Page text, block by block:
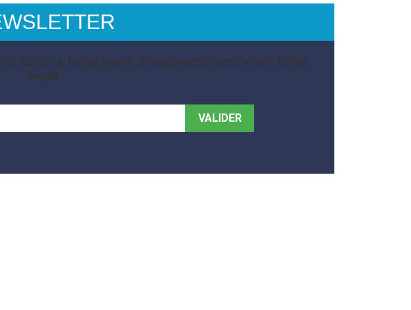
actus & bons plans directement dans votre boite
email.